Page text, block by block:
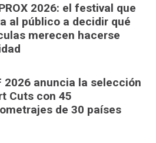
2026: el festival que
al público a decidir qué
merecen hacerse
2026 anuncia la selección
Cuts con 45
de 30 países